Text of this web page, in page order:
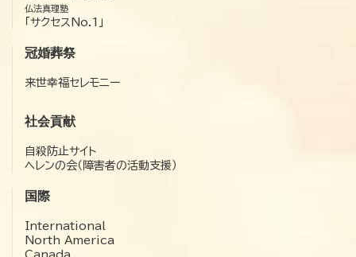
仏法真理塾
「サクセスNo.1」
冠婚葬祭
来世幸福セレモニー
社会貢献
自殺防止サイト
ヘレンの会（障害者の活動支援）
国際
International
North America
Canada